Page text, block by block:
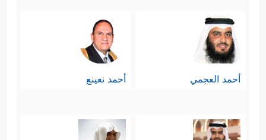
أحمد العجمي أحمد نعينع